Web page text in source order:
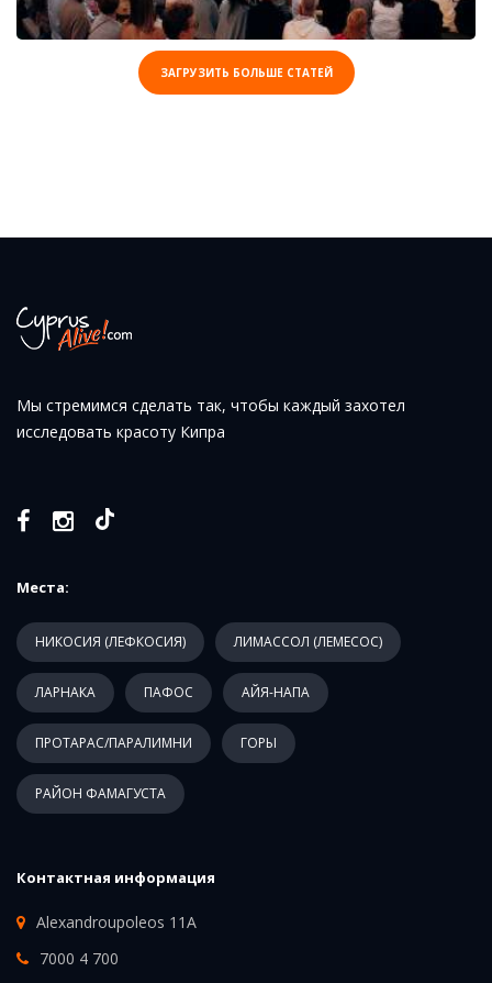
ЗАГРУЗИТЬ БОЛЬШЕ СТАТЕЙ
Мы стремимся сделать так, чтобы каждый захотел
исследовать красоту Кипра
Места:
НИКОСИЯ (ЛЕФКОСИЯ) ЛИМАССОЛ (ЛЕМЕСОС)
ЛАРНАКА ПАФОС АЙЯ-НАПА
ПРОТАРАС/ПАРАЛИМНИ ГОРЫ
РАЙОН ФАМАГУСТА
Контактная информация
Alexandroupoleos 11A
7000 4 700